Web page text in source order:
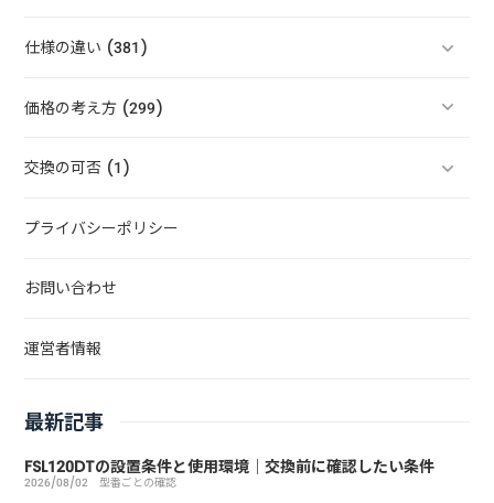
仕様の違い (381)
価格の考え方 (299)
交換の可否 (1)
プライバシーポリシー
お問い合わせ
運営者情報
最新記事
FSL120DTの設置条件と使用環境｜交換前に確認したい条件
2026/08/02 型番ごとの確認